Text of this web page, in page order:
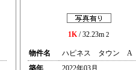
1K/ 32.23m 2
物件名
ハピネス タウン A